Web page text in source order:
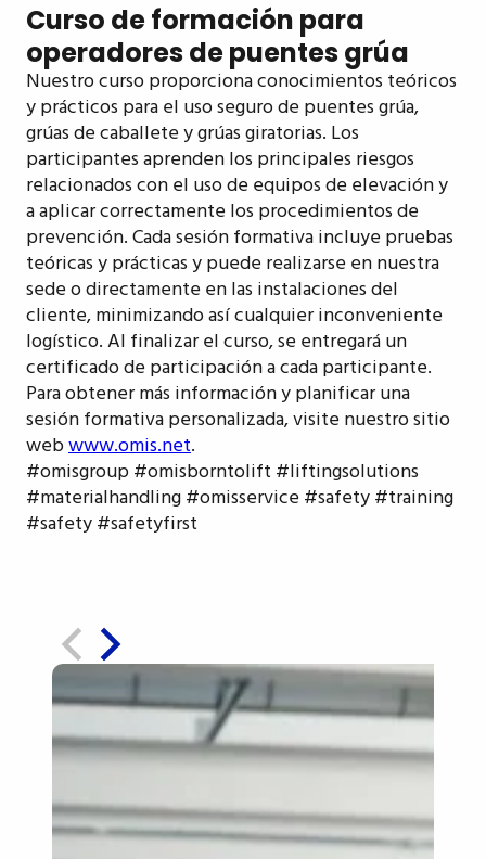
Curso de formación para
operadores de puentes grúa
Nuestro curso proporciona conocimientos teóricos
y prácticos para el uso seguro de puentes grúa,
grúas de caballete y grúas giratorias. Los
participantes aprenden los principales riesgos
relacionados con el uso de equipos de elevación y
a aplicar correctamente los procedimientos de
prevención. Cada sesión formativa incluye pruebas
teóricas y prácticas y puede realizarse en nuestra
sede o directamente en las instalaciones del
cliente, minimizando así cualquier inconveniente
logístico. Al finalizar el curso, se entregará un
certificado de participación a cada participante.
Para obtener más información y planificar una
sesión formativa personalizada, visite nuestro sitio
webwww.omis.net.
#omisgroup #omisborntolift #liftingsolutions
#materialhandling #omisservice #safety #training
#safety #safetyfirst